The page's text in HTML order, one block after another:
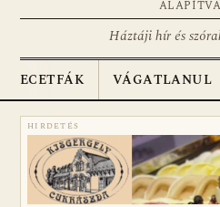
Háztáji hír és
ECETFÁK VÁGATLANUL
HIRDETÉS